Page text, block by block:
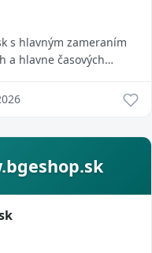
s hlavným zameraním
a hlavne časových